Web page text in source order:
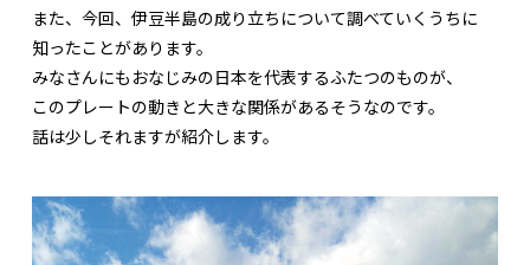
また、今回、伊豆半島の成り立ちについて調べていくうちに
知ったことがあります。
みなさんにもおなじみの日本を代表するふたつのものが、
このプレートの動きと大きな関係があるそうなのです。
話は少しそれますが紹介します。